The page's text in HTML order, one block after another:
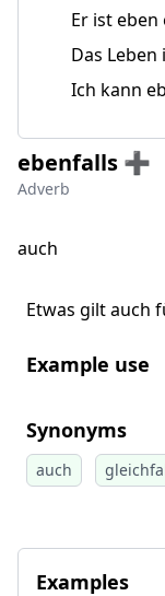
Er ist
Das
Ich kann
ebenfalls ➕
Adverb
auch
Etwas gilt auch
Example use
Synonyms
auch
Examples